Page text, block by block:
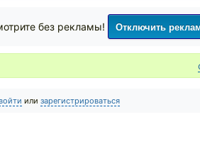
без рекламы! Отключить
или зарегистрироваться